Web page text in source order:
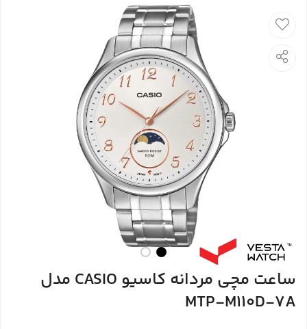
ساعت مچی مردانه کاسیو CASIO مدل
MTP-M110D-7A